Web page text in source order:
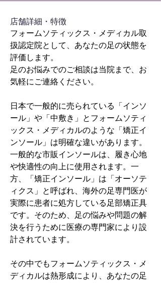
​店舗詳細・特徴
フォームソティックス・メディカル取
扱認定院として、あなたの足の状態を
評価します。
足のお悩みでのご相談は当院まで、お
気軽にご連絡ください。
日本で一般的に売られている「インソ
ール」や「中敷き」とフォームソティ
ックス・メディカルのような「矯正イ
ンソール」は明確な違いがあります。
一般的な市販インソールは、履き心地
や快適性の向上に使用されます。一
方、「矯正インソール」は「オーソテ
ィクス」と呼ばれ、海外の足専門医が
実際に患者に処方している足部矯正具
です。そのため、足の悩みや問題の解
決を行うために医療の専門家により設
計されています。
その中でもフォームソティックス・メ
ディカルは熱形成により、あなたの足